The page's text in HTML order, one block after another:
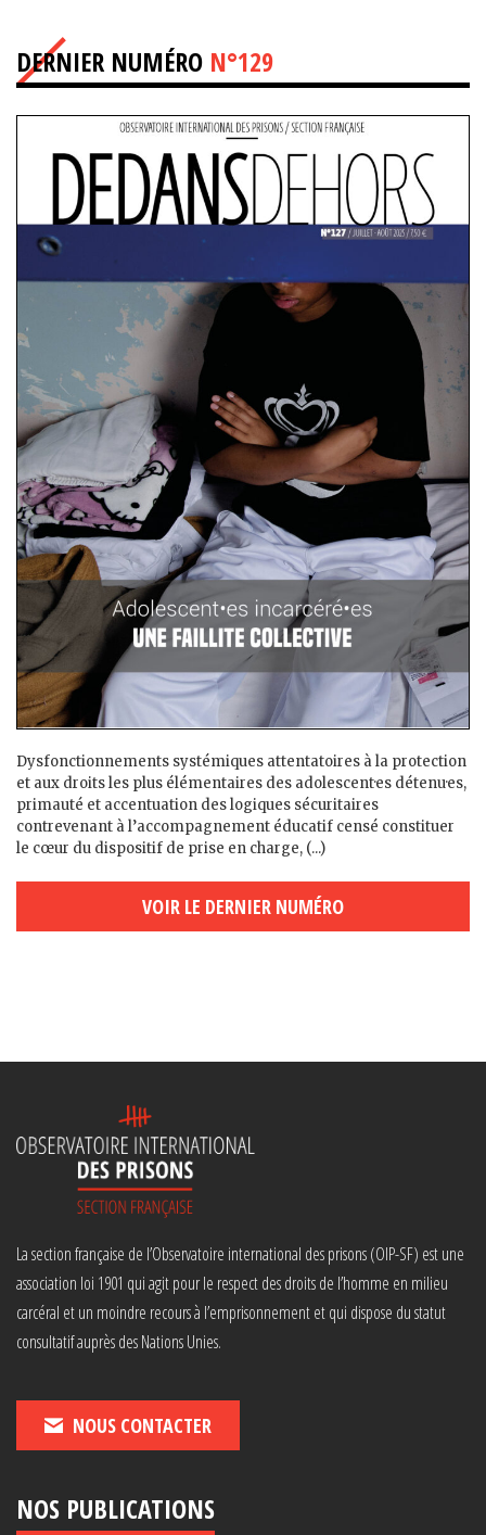
DERNIER NUMÉRO N°129
Dysfonctionnements systémiques attentatoires à la protection
et aux droits les plus élémentaires des adolescent·es détenu·es,
primauté et accentuation des logiques sécuritaires
contrevenant à l’accompagnement éducatif censé constituer
le cœur du dispositif de prise en charge, (...)
VOIR LE DERNIER NUMÉRO
La section française de l’Observatoire international des prisons (OIP-SF) est une
association loi 1901 qui agit pour le respect des droits de l’homme en milieu
carcéral et un moindre recours à l’emprisonnement et qui dispose du statut
consultatif auprès des Nations Unies.
NOUS CONTACTER
NOS PUBLICATIONS